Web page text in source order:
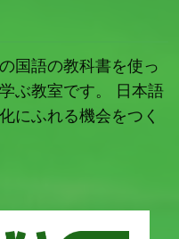
国語の教科書を使っ
ぶ教室です。 日本語
にふれる機会をつく